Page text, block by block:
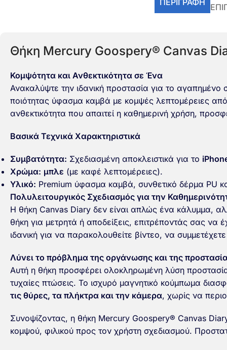
ΠΕΡΙΓΡΑΦΉ
Θήκη Mercury Goospery® Canvas
Κομψότητα και Ανθεκτικότητα σε Ένα
Ανακαλύψτε την ιδανική προστασία για το
ποιότητας ύφασμα καμβά με κομψές λεπτομέρειες
ανθεκτικότητα που απαιτεί η καθημερινή χρήση,
Βασικά Τεχνικά Χαρακτηριστικά
Συμβατότητα: Σχεδιασμένη αποκλειστικά για το
Χρώμα: μπλε (με καφέ λεπτομέρειες).
Υλικό: Premium ύφασμα καμβά, συνθετικό δέρμα PU
Πολυλειτουργικός Σχεδιασμός για την
Η θήκη Canvas Diary δεν είναι απλώς ένα κάλυμμα,
θήκη για μετρητά ή αποδείξεις, επιτρέποντάς σας να
ιδανική για να παρακολουθείτε βίντεο, να
Λύνει το πρόβλημα της οργάνωσης και της
Αυτή η θήκη προσφέρει ολοκληρωμένη λύση
τυχαίες πτώσεις. Το ισχυρό μαγνητικό κούμπωμα
τις θύρες, τα πλήκτρα και την κάμερα, χωρίς να
Συνοψίζοντας, η θήκη Mercury Goospery® Canvas Diary
κομψού, φιλικού προς τον χρήστη σχεδιασμού.